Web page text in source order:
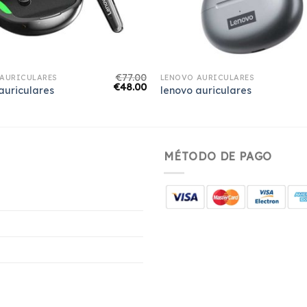
€77.00
€48.00
LENOVO AURICULARES
lenovo auriculares
MÉTODO DE PAGO